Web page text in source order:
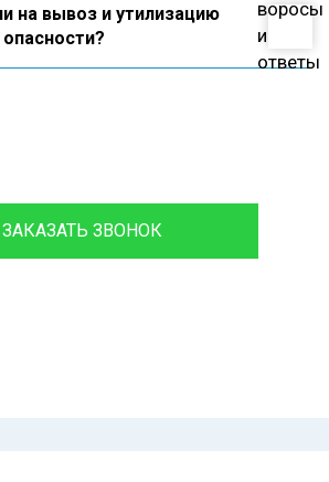
на вывоз и утилизацию
ЗАКАЗАТЬ ЗВОНОК